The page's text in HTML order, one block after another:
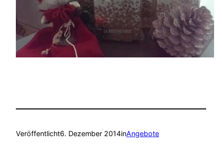
Veröffentlicht6. Dezember 2014inAngebote